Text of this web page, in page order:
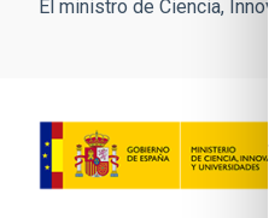
El ministro de Ciencia,